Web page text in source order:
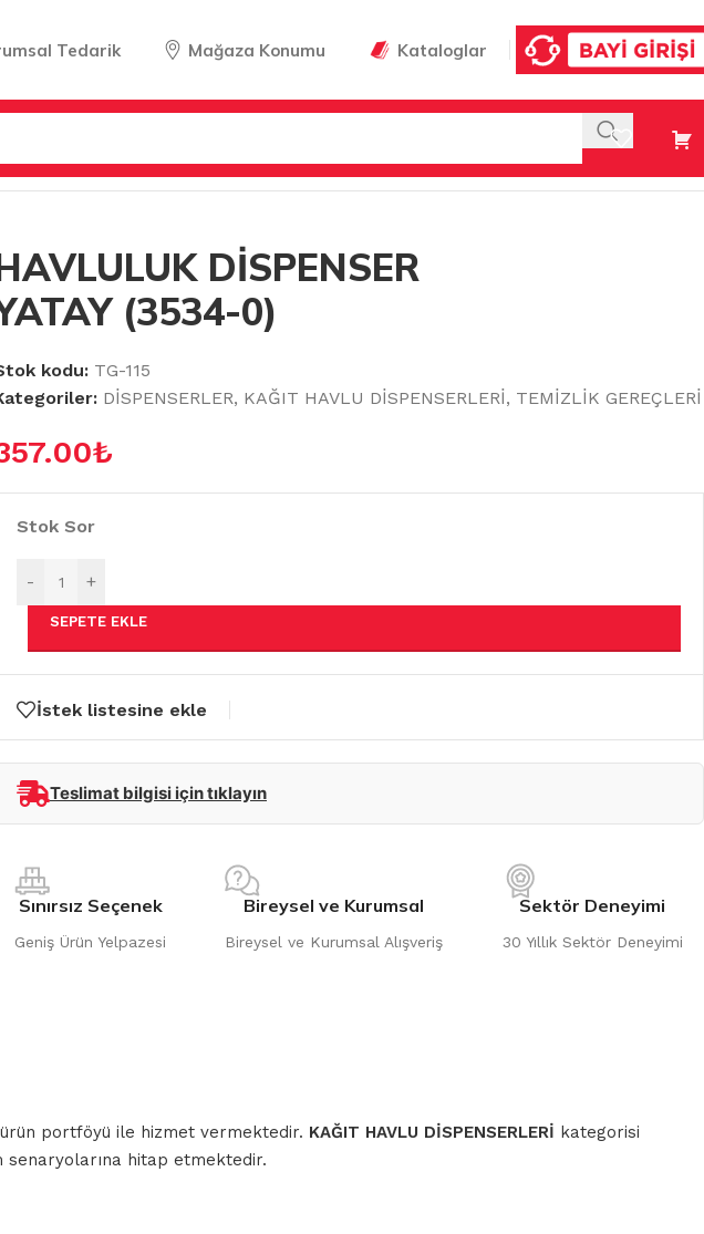
Tedarik Mağaza Konumu Kataloglar
DİSPENSER YATAY (3534-0)
DİSPENSER
(3534-0)
kodu: TG-115
DİSPENSERLER, KAĞIT HAVLU DİSPENSERLERİ, TEMİZLİK GEREÇLERİ
₺
Stok Sor
- +
SEPETE EKLE
İstek listesine ekle
Teslimat bilgisi için tıklayın
Sınırsız Seçenek
Geniş Ürün Yelpazesi
Bireysel ve Kurumsal
Bireysel ve Kurumsal Alışveriş
Sektör Deneyimi
30 Yıllık Sektör Deneyimi
portföyü ile hizmet vermektedir. KAĞIT HAVLU DİSPENSERLERİ kategorisi
senaryolarına hitap etmektedir.